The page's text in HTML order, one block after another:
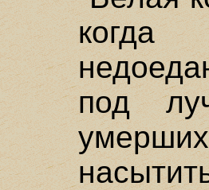
когда
под